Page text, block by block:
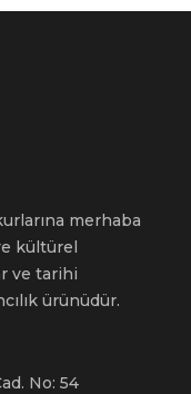
merhaba
kültürel
ve tarihi
ürünüdür.
No: 54